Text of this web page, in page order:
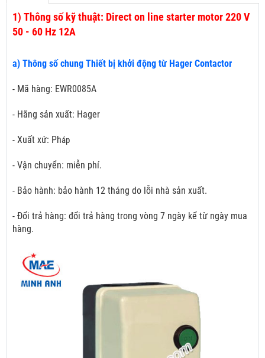
1) Thông số kỹ thuật: Direct on line starter motor 220 V
50 - 60 Hz 12A
a) Thông số chung Thiết bị khởi động từ Hager Contactor
- Mã hàng: EWR0085A
- Hãng sản xuất: Hager
- Xuất xứ: Pháp
- Vận chuyển: miễn phí.
- Bảo hành: bảo hành 12 tháng do lỗi nhà sản xuất.
- Đổi trả hàng: đổi trả hàng trong vòng 7 ngày kể từ ngày mua
hàng.